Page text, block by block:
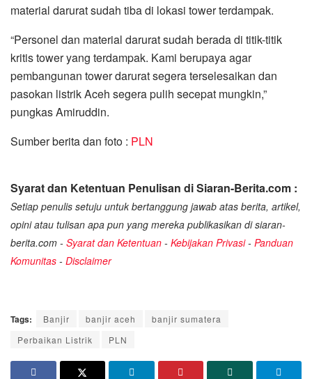
material darurat sudah tiba di lokasi tower terdampak.
“Personel dan material darurat sudah berada di titik-titik
kritis tower yang terdampak. Kami berupaya agar
pembangunan tower darurat segera terselesaikan dan
pasokan listrik Aceh segera pulih secepat mungkin,”
pungkas Amiruddin.
Sumber berita dan foto : PLN
Syarat dan Ketentuan Penulisan di Siaran-Berita.com :
Setiap penulis setuju untuk bertanggung jawab atas berita, artikel,
opini atau tulisan apa pun yang mereka publikasikan di siaran-
berita.com - Syarat dan Ketentuan - Kebijakan Privasi- Panduan
Komunitas - Disclaimer
Tags: Banjir banjir aceh
banjir sumatera
Perbaikan Listrik
PLN